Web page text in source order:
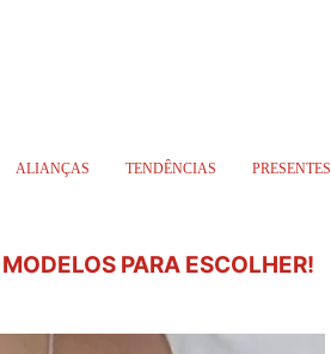
ALIANÇAS TENDÊNCIAS PRESENTES
PARA ESCOLHER!